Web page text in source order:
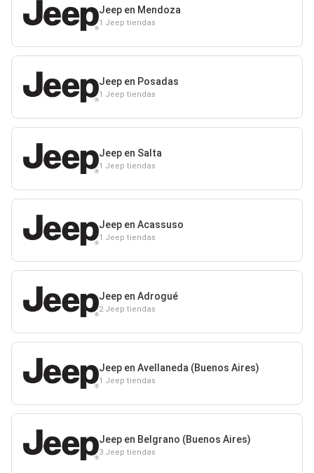
Jeep en Mendoza
1 Jeep tiendas
Jeep en Posadas
1 Jeep tiendas
Jeep en Salta
1 Jeep tiendas
Jeep en Acassuso
1 Jeep tiendas
Jeep en Adrogué
2 Jeep tiendas
Jeep en Avellaneda (Buenos Aires)
1 Jeep tiendas
Jeep en Belgrano (Buenos Aires)
3 Jeep tiendas